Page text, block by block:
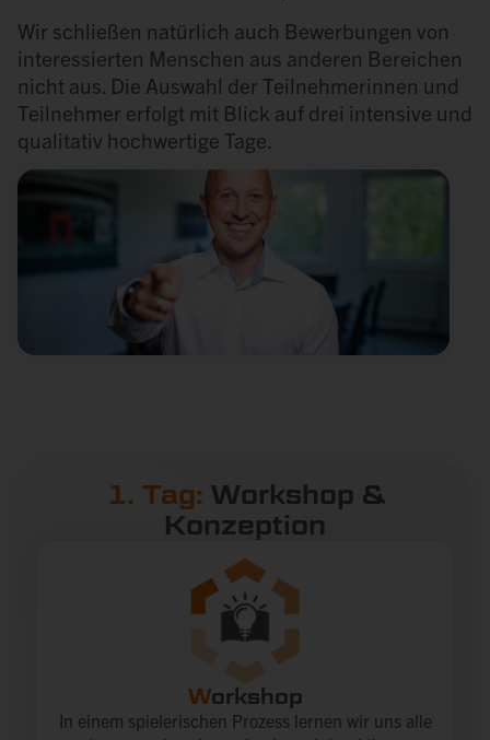
Wir schließen natürlich auch Bewerbungen von
interessierten Menschen aus anderen Bereichen
nicht aus. Die Auswahl der Teilnehmerinnen und
Teilnehmer erfolgt mit Blick auf drei intensive und
qualitativ hochwertige Tage.
1. Tag: Workshop &
Konzeption
Workshop
In einem spielerischen Prozess lernen wir uns alle